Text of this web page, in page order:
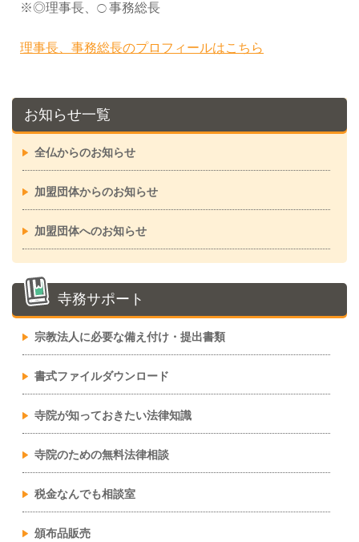
※◎理事長、 ◯ 事務総長
理事長、事務総長のプロフィールはこちら
お知らせ一覧
全仏からのお知らせ
加盟団体からのお知らせ
加盟団体へのお知らせ
寺務サポート
宗教法人に必要な備え付け・提出書類
書式ファイルダウンロード
寺院が知っておきたい法律知識
寺院のための無料法律相談
税金なんでも相談室
頒布品販売